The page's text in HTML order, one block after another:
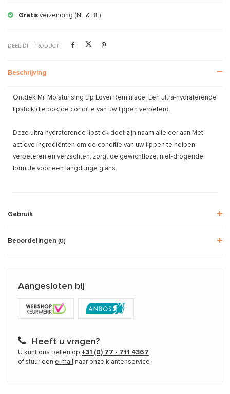
Gratisretourneren
DEEL DIT PRODUCT
Beschrijving
Ontdek Mii Moisturising Lip Lover Reminisce. Een ultra-hydraterende
lipstick die ook de conditie van uw lippen verbeterd.
Deze ultra-hydraterende lipstick doet zijn naam alle eer aan.Met
actieve ingrediënten om de conditie van uw lippen te helpen
verbeteren en verzachten, zorgt de gewichtloze, niet-drogende
formule voor een langdurige glans.
Gebruik
Beoordelingen (0)
Aangesloten bij
Heeft u vragen?
U kunt ons bellen op +31 (0) 77 - 711 4367
of stuur een e-mail naar onze klantenservice